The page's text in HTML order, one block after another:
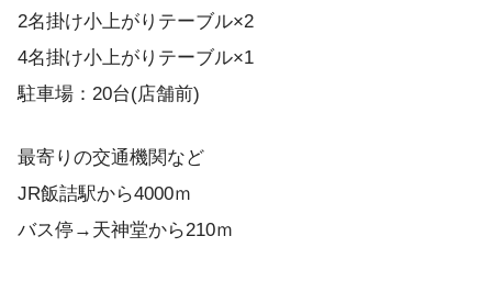
2名掛け小上がりテーブル×2
4名掛け小上がりテーブル×1
駐車場：20台(店舗前)
最寄りの交通機関など
JR飯詰駅から4000ｍ
バス停→天神堂から210ｍ